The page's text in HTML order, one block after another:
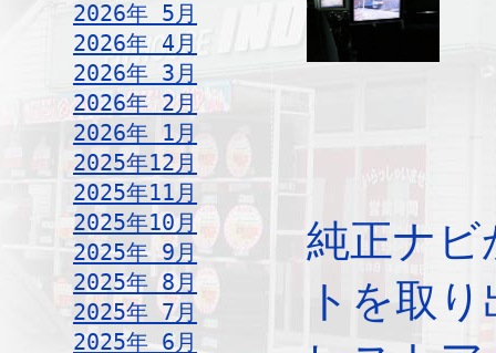
2026年 5月
2026年 4月
2026年 3月
2026年 2月
2026年 1月
2025年12月
2025年11月
2025年10月
2025年 9月
2025年 8月
2025年 7月
2025年 6月
純正ナビ
トを取